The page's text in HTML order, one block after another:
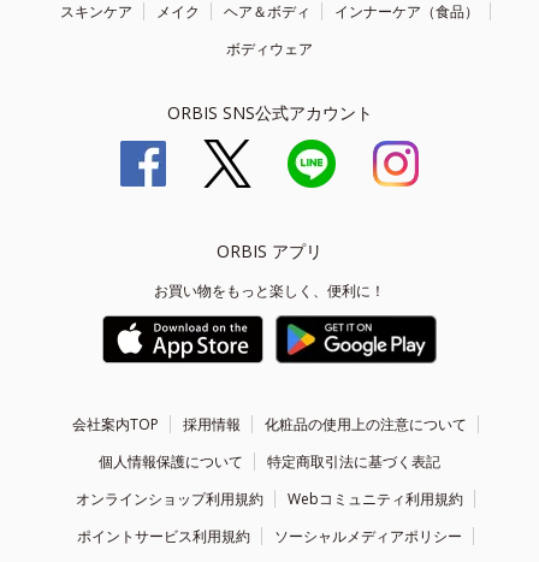
スキンケア メイク ヘア＆ボディ
インナーケア（食品）
ボディウェア
ORBIS SNS公式アカウント
ORBIS アプリ
お買い物をもっと楽しく、便利に！
会社案内TOP 採用情報
化粧品の使用上の注意について
個人情報保護について
特定商取引法に基づく表記
オンラインショップ利用規約
Webコミュニティ利用規約
ポイントサービス利用規約
ソーシャルメディアポリシー